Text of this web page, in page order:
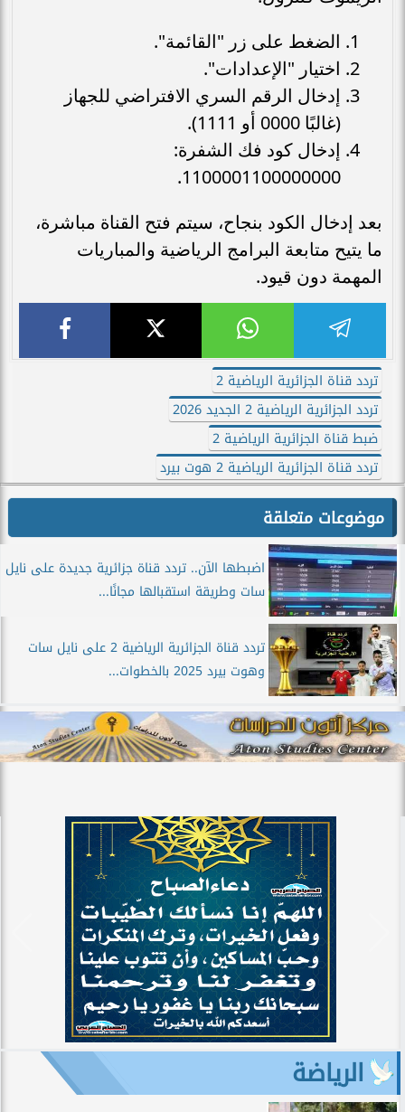
الضغط على زر "القائمة".
اختيار "الإعدادات".
إدخال الرقم السري الافتراضي للجهاز
(غالبًا 0000 أو 1111).
إدخال كود فك الشفرة:
1100001100000000.
بعد إدخال الكود بنجاح، سيتم فتح القناة مباشرة،
ما يتيح متابعة البرامج الرياضية والمباريات
المهمة دون قيود.
تردد قناة الجزائرية الرياضية 2
تردد الجزائرية الرياضية 2 الجديد 2026
ضبط قناة الجزائرية الرياضية 2
تردد قناة الجزائرية الرياضية 2 هوت بيرد
موضوعات متعلقة
اضبطها الآن.. تردد قناة جزائرية جديدة على نايل
سات وطريقة استقبالها مجانًا...
تردد قناة الجزائرية الرياضية 2 على نايل سات
وهوت بيرد 2025 بالخطوات...
الرياضة